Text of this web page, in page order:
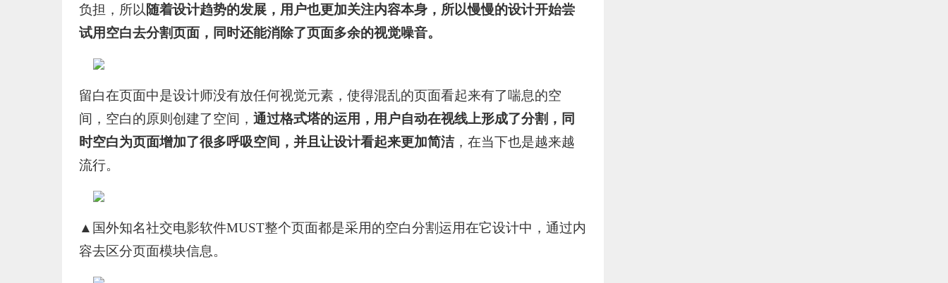
负担，所以 随着设计趋势的发展，用户也更加关注内容本身，所以慢慢的设计开始尝
试用空白去分割页面，同时还能消除了页面多余的视觉噪音。
留白在页面中是设计师没有放任何视觉元素，使得混乱的页面看起来有了喘息的空
间，空白的原则创建了空间， 通过格式塔的运用，用户自动在视线上形成了分割，同
时空白为页面增加了很多呼吸空间，并且让设计看起来更加简洁，在当下也是越来越
流行。
▲国外知名社交电影软件MUST整个页面都是采用的空白分割运用在它设计中，通过内
容去区分页面模块信息。